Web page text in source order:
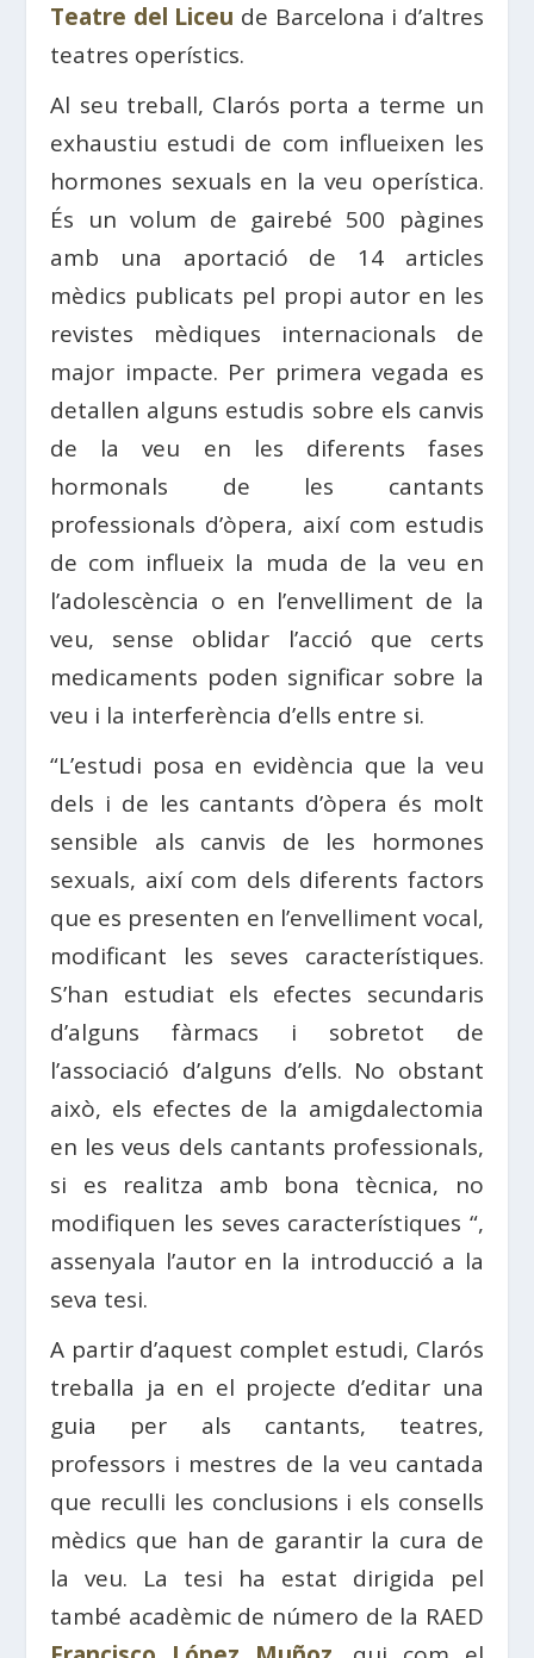
Teatre del Liceu de Barcelona i d’altres
teatres operístics.
Al seu treball, Clarós porta a terme un
exhaustiu estudi de com influeixen les
hormones sexuals en la veu operística.
És un volum de gairebé 500 pàgines
amb una aportació de 14 articles
mèdics publicats pel propi autor en les
revistes mèdiques internacionals de
major impacte. Per primera vegada es
detallen alguns estudis sobre els canvis
de la veu en les diferents fases
hormonals de les cantants
professionals d’òpera, així com estudis
de com influeix la muda de la veu en
l’adolescència o en l’envelliment de la
veu, sense oblidar l’acció que certs
medicaments poden significar sobre la
veu i la interferència d’ells entre si.
“L’estudi posa en evidència que la veu
dels i de les cantants d’òpera és molt
sensible als canvis de les hormones
sexuals, així com dels diferents factors
que es presenten en l’envelliment vocal,
modificant les seves característiques.
S’han estudiat els efectes secundaris
d’alguns fàrmacs i sobretot de
l’associació d’alguns d’ells. No obstant
això, els efectes de la amigdalectomia
en les veus dels cantants professionals,
si es realitza amb bona tècnica, no
modifiquen les seves característiques “,
assenyala l’autor en la introducció a la
seva tesi.
A partir d’aquest complet estudi, Clarós
treballa ja en el projecte d’editar una
guia per als cantants, teatres,
professors i mestres de la veu cantada
que reculli les conclusions i els consells
mèdics que han de garantir la cura de
la veu. La tesi ha estat dirigida pel
també acadèmic de número de la RAED